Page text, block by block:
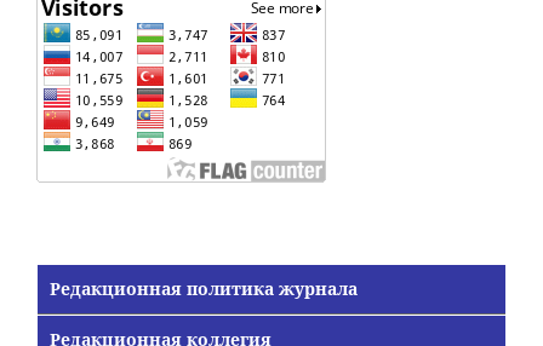
Редакционная политика журнала
Редакционная коллегия